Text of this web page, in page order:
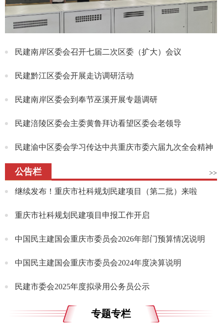
民建南岸区委会召开七届二次区委（扩大）会议
民建黔江区委会开展走访调研活动
民建南岸区委会到奉节巫溪开展专题调研
民建涪陵区委会主委黄鲁拜访看望区委会老领导
民建渝中区委会学习传达中共重庆市委六届九次全会精神
公告栏 >>
继续发布！重庆市社科规划民建项目（第二批）来啦
重庆市社科规划民建项目申报工作开启
中国民主建国会重庆市委员会2026年部门预算情况说明
中国民主建国会重庆市委员会2024年度决算说明
民建市委会2025年度拟录用公务员公示
专题专栏